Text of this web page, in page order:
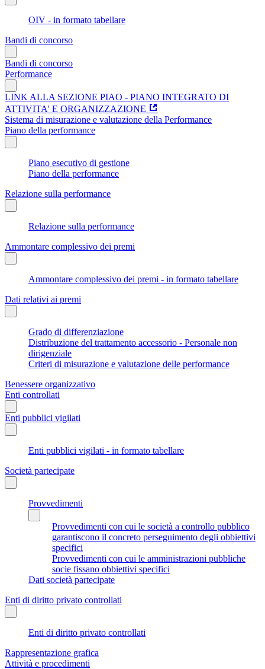
OIV - in formato tabellare
Bandi di concorso
Bandi di concorso
Performance
LINK ALLA SEZIONE PIAO - PIANO INTEGRATO DI
ATTIVITA' E ORGANIZZAZIONE
Sistema di misurazione e valutazione della Performance
Piano della performance
Piano esecutivo di gestione
Piano della performance
Relazione sulla performance
Relazione sulla performance
Ammontare complessivo dei premi
Ammontare complessivo dei premi - in formato tabellare
Dati relativi ai premi
Grado di differenziazione
Distribuzione del trattamento accessorio - Personale non
dirigenziale
Criteri di misurazione e valutazione delle performance
Benessere organizzativo
Enti controllati
Enti pubblici vigilati
Enti pubblici vigilati - in formato tabellare
Società partecipate
Provvedimenti
Provvedimenti con cui le società a controllo pubblico
garantiscono il concreto perseguimento degli obbiettivi
specifici
Provvedimenti con cui le amministrazioni pubbliche
socie fissano obbiettivi specifici
Dati società partecipate
Enti di diritto privato controllati
Enti di diritto privato controllati
Rappresentazione grafica
Attività e procedimenti